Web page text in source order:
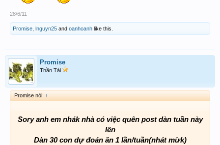
28/6/11
Promise lnguyn25 and oanhoanh like this.
Promise
Thần Tài
Promise nói: ↑
Sory anh em nhák nhà có việc quên post dàn tuần này
lên
Dàn 30 con dự đoán ăn 1 lần/tuần(nhát mừk)